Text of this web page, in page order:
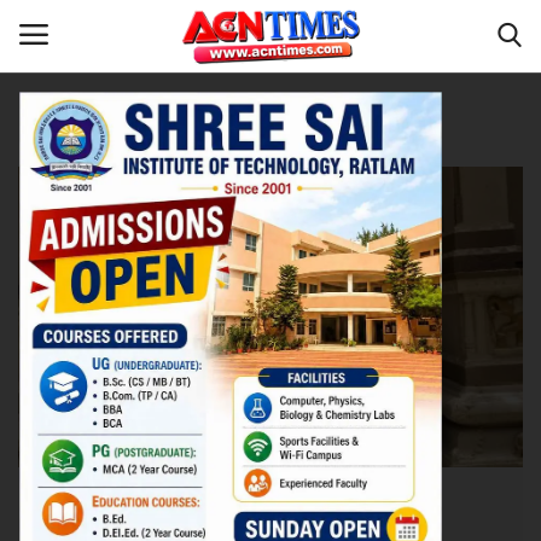
Home
Contact
नीर_का_तीर
मध्यप्रदेश
विदेश
उत्तर प्रदेश
Tag:Advocate Aditi Dawesar
रतलाम